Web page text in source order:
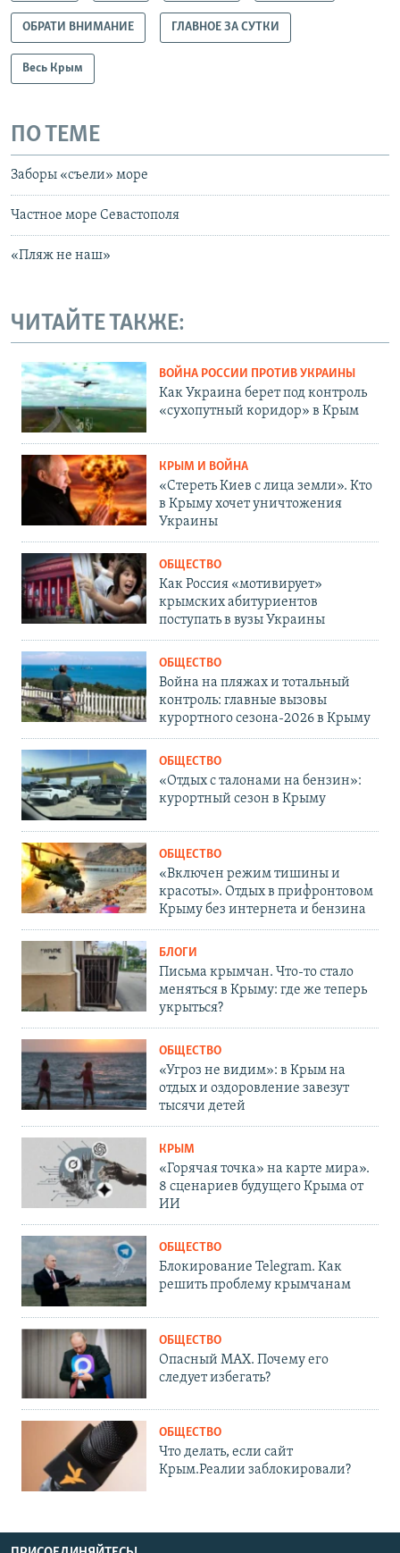
ОБРАТИ ВНИМАНИЕ ГЛАВНОЕ ЗА СУТКИ
Весь Крым
ПО ТЕМЕ
Заборы «съели» море
Частное море Севастополя
«Пляж не наш»
ЧИТАЙТЕ ТАКЖЕ:
ВОЙНА РОССИИ ПРОТИВ УКРАИНЫ
Как Украина берет под контроль
«сухопутный коридор» в Крым
КРЫМ И ВОЙНА
«Стереть Киев с лица земли». Кто
в Крыму хочет уничтожения
Украины
ОБЩЕСТВО
Как Россия «мотивирует»
крымских абитуриентов
поступать в вузы Украины
ОБЩЕСТВО
Война на пляжах и тотальный
контроль: главные вызовы
курортного сезона-2026 в Крыму
ОБЩЕСТВО
«Отдых с талонами на бензин»:
курортный сезон в Крыму
ОБЩЕСТВО
«Включен режим тишины и
красоты». Отдых в прифронтовом
Крыму без интернета и бензина
БЛОГИ
Письма крымчан. Что-то стало
меняться в Крыму: где же теперь
укрыться?
ОБЩЕСТВО
«Угроз не видим»: в Крым на
отдых и оздоровление завезут
тысячи детей
КРЫМ
«Горячая точка» на карте мира».
8 сценариев будущего Крыма от
ИИ
ОБЩЕСТВО
Блокирование Telegram. Как
решить проблему крымчанам
ОБЩЕСТВО
Опасный MAX. Почему его
следует избегать?
ОБЩЕСТВО
Что делать, если сайт
Крым.Реалии заблокировали?